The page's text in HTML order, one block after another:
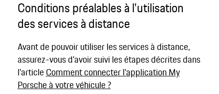
Conditions préalables à l'utilisation
des services à distance
Avant de pouvoir utiliser les services à distance,
assurez-vous d'avoir suivi les étapes décrites dans
l'article Comment connecter l'application My
Porsche à votre véhicule ?